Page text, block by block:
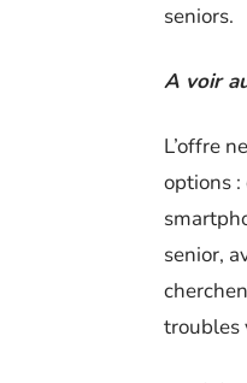
seniors.
A voir
L’offre
options
senior,
troubles